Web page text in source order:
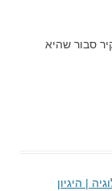
סבור שהיא
| היגיון